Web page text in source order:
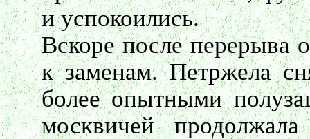
и успокоились.
Вскоре после перерыва
к заменам. Петржела
более опытными
москвичей